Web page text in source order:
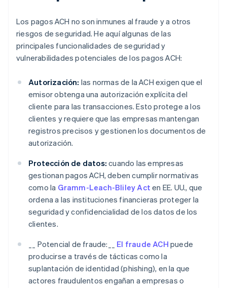
Los pagos ACH no son inmunes al fraude y a otros
riesgos de seguridad. He aquí algunas de las
principales funcionalidades de seguridad y
vulnerabilidades potenciales de los pagos ACH:
Autorización: las normas de la ACH exigen que el
emisor obtenga una autorización explícita del
cliente para las transacciones. Esto protege a los
clientes y requiere que las empresas mantengan
registros precisos y gestionen los documentos de
autorización.
Protección de datos: cuando las empresas
gestionan pagos ACH, deben cumplir normativas
como la Gramm-Leach-Bliley Act en EE. UU., que
ordena a las instituciones financieras proteger la
seguridad y confidencialidad de los datos de los
clientes.
__ Potencial de fraude:__ El fraude ACH puede
producirse a través de tácticas como la
suplantación de identidad (phishing), en la que
actores fraudulentos engañan a empresas o